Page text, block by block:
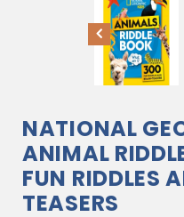
NATIONAL
ANIMAL
FUN RIDDLES
TEASERS